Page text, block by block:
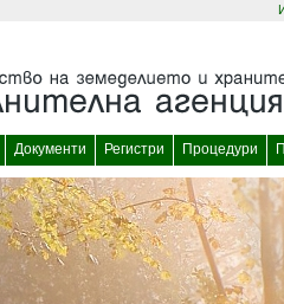
Документи Регистри Процедури